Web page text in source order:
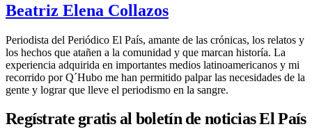
Beatriz Elena Collazos
Periodista del Periódico El País, amante de las crónicas, los relatos y
los hechos que atañen a la comunidad y que marcan historía. La
experiencia adquirida en importantes medios latinoamericanos y mi
recorrido por Q´Hubo me han permitido palpar las necesidades de la
gente y lograr que lleve el periodismo en la sangre.
Regístrate gratis al boletín de noticias El País